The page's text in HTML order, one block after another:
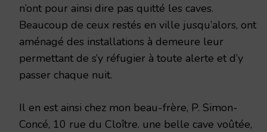
n’ont pour ainsi dire pas quitté les caves.
Beaucoup de ceux restés en ville jusqu’alors, ont
aménagé des installations à demeure leur
permettant de s’y réfugier à toute alerte et d’y
passer chaque nuit.
Il en est ainsi chez mon beau-frère, P. Simon-
Concé, 10 rue du Cloître. une belle cave voûtée,